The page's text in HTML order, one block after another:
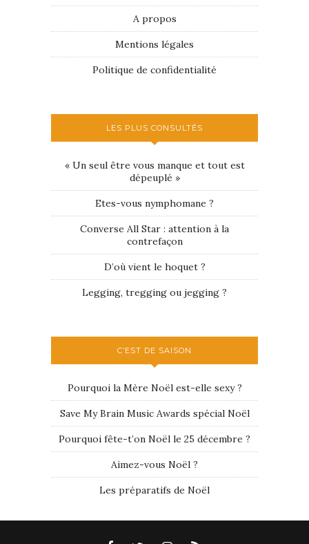
A propos
Mentions légales
Politique de confidentialité
LES PLUS CONSULTÉS
« Un seul être vous manque et tout est
dépeuplé »
Etes-vous nymphomane ?
Converse All Star : attention à la
contrefaçon
D’où vient le hoquet ?
Legging, tregging ou jegging ?
C’EST DE SAISON
Pourquoi la Mère Noël est-elle sexy ?
Save My Brain Music Awards spécial Noël
Pourquoi fête-t’on Noël le 25 décembre ?
Aimez-vous Noël ?
Les préparatifs de Noël